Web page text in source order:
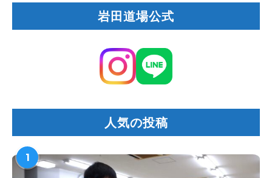
岩田道場公式
人気の投稿
1